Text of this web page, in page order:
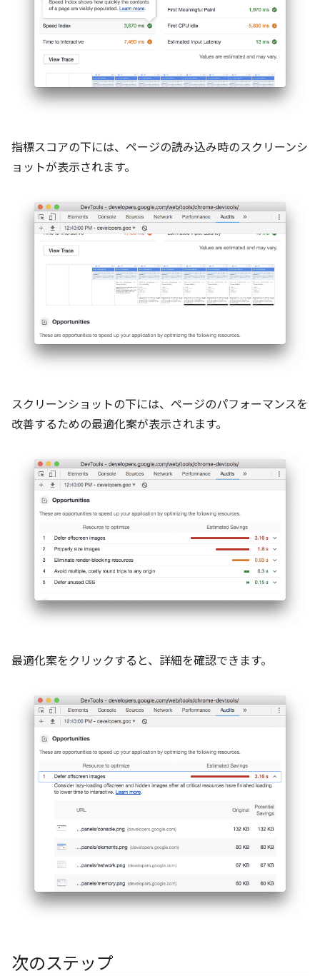
指標スコアの下には、ページの読み込み時のスクリーンシ
ョットが表示されます。
スクリーンショットの下には、ページのパフォーマンスを
改善するための最適化案が表示されます。
最適化案をクリックすると、詳細を確認できます。
次のステップ